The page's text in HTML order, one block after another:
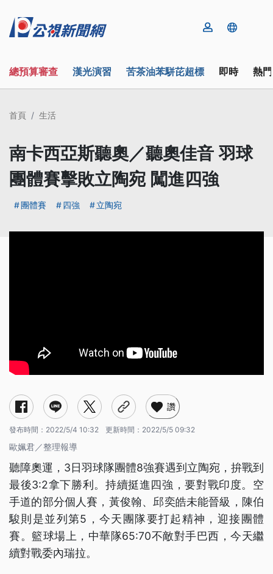
總預算審查 漢光演習 苦茶油苯駢芘超標 即時 熱
首頁 生活
南卡西亞斯聽奧／聽奧佳音 羽球
團體賽擊敗立陶宛 闖進四強
團體賽 四強 立陶宛
讚
發布時間： 2022/5/4 10:32 更新時間： 2022/5/5 09:32
歐姵君／整理報導
聽障奧運，3日羽球隊團體8強賽遇到立陶宛，拚戰到
最後3:2拿下勝利。持續挺進四強，要對戰印度。空
手道的部分個人賽，黃俊翰、邱奕皓未能晉級，陳伯
駿則是並列第5，今天團隊要打起精神，迎接團體
賽。籃球場上，中華隊65:70不敵對手巴西，今天繼
續對戰委內瑞拉。